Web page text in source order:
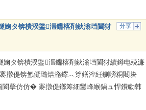
分享
タ锛樻湀鍌湢鐤楁剤鈥滃垱閫犲
タ锛樻湀鍌湢鐤楁剤鈥滃垱閫犲績鐏电殑濂
撴偍锛氳儗璐熺潃鑻︿笌鐥涳紝鍘嗙粡闀块
撀仿仿� 褰撴偍鎯筹細鑾峰緱鍋ュ悍鐨勮韩